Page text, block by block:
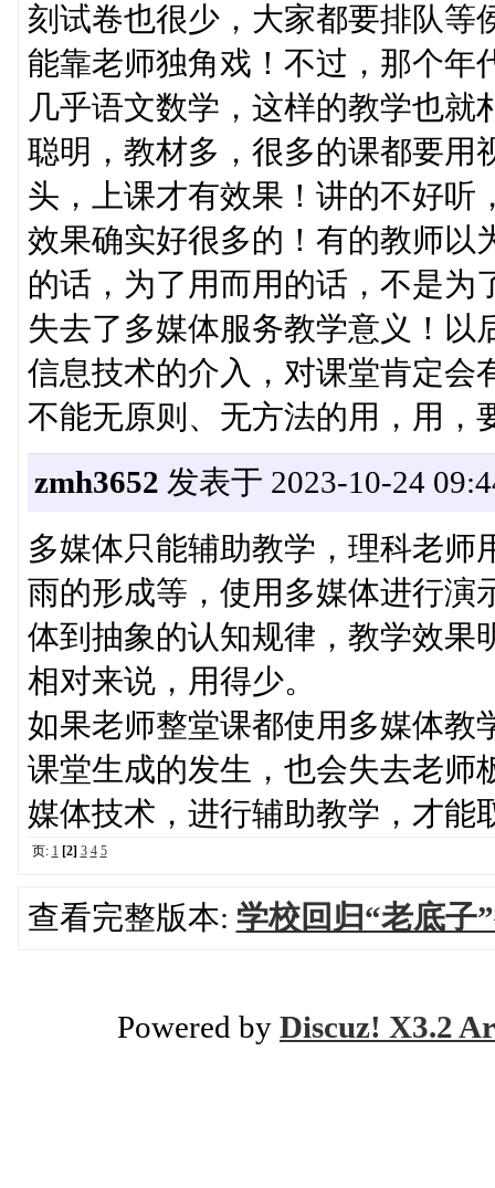
刻试卷也很少，大家都要排队等
能靠老师独角戏！不过，那个年
几乎语文数学，这样的教学也就
聪明，教材多，很多的课都要用
头，上课才有效果！讲的不好听
效果确实好很多的！有的教师以
的话，为了用而用的话，不是为
失去了多媒体服务教学意义！以
信息技术的介入，对课堂肯定会
不能无原则、无方法的用，用，
zmh3652 发表于 2023-10-24
多媒体只能辅助教学，理科老师
雨的形成等，使用多媒体进行演
体到抽象的认知规律，教学效果
相对来说，用得少。
如果老师整堂课都使用多媒体教
课堂生成的发生，也会失去老师
媒体技术，进行辅助教学，才能
页: 1 [2] 3 4 5
查看完整版本: 学校回归“老底子
Powered by Discuz! X3.2